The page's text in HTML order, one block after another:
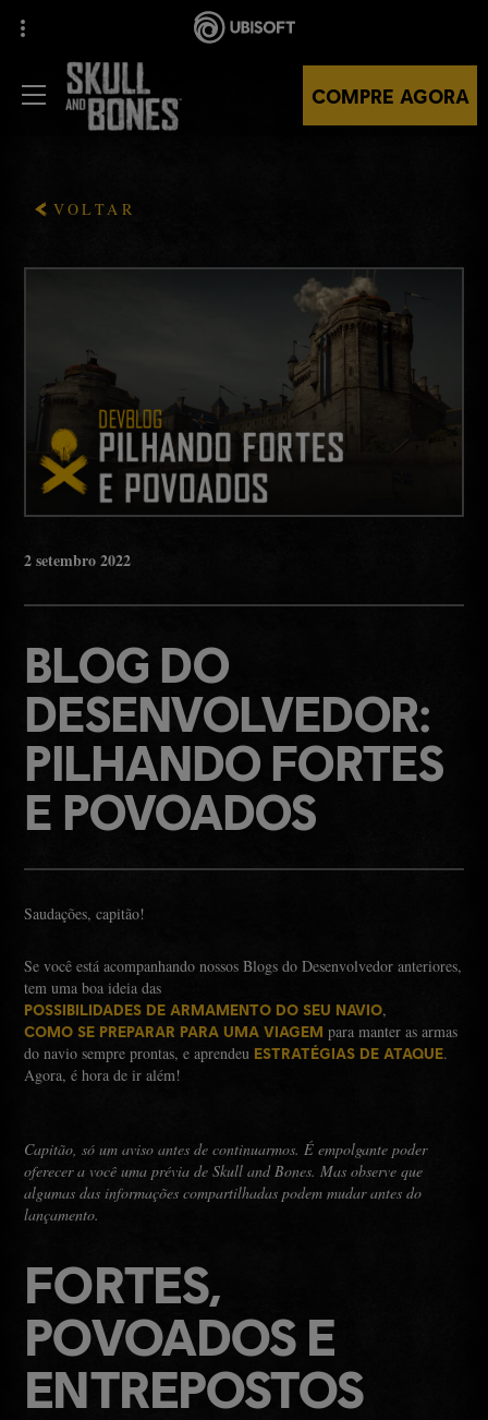
COMPRE AGORA
VOLTAR
2 setembro 2022
BLOG DO
DESENVOLVEDOR:
PILHANDO FORTES
E POVOADOS
Saudações, capitão!
Se você está acompanhando nossos Blogs do Desenvolvedor anteriores,
tem uma boa ideia das
POSSIBILIDADES DE ARMAMENTO DO SEU NAVIO,
COMO SE PREPARAR PARA UMA VIAGEM para manter as armas
do navio sempre prontas, e aprendeu ESTRATÉGIAS DE ATAQUE.
Agora, é hora de ir além!
Capitão, só um aviso antes de continuarmos. É empolgante poder
oferecer a você uma prévia de Skull and Bones. Mas observe que
algumas das informações compartilhadas podem mudar antes do
lançamento.
FORTES,
POVOADOS E
ENTREPOSTOS